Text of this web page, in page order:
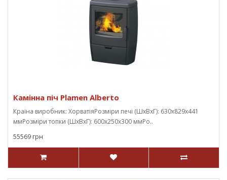
Камінна піч Plamen Alberto
Країна виробник: ХорватіяРозміри печі (ШхВхГ): 630x829x441
ммРозміри топки (ШхВхГ): 600x250x300 ммРо..
55569 грн